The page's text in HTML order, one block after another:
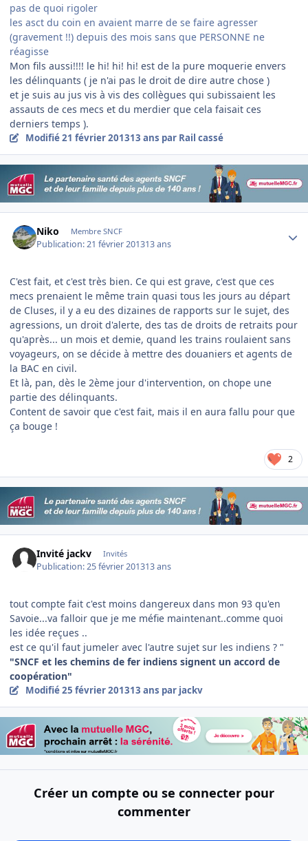
pas de quoi rigoler
les asct du coin en avaient marre de se faire agresser
(gravement !!) depuis des mois sans que PERSONNE ne
réagisse
Mon fils aussi!!!! le hi! hi! hi! est de la pure moquerie envers
les délinquants ( je n'ai pas le droit de dire autre chose )
et je suis au jus vis à vis des collègues qui subissaient les
assauts de ces mecs et du merdier que cela faisait ces
derniers temps ).
Modifié21 février 201313 ans par Rail cassé
Niko Membre SNCF
Publication:21 février 201313 ans
C'est fait, et c'est très bien. Ce qui est grave, c'est que ces
mecs prenaient le même train quasi tous les jours au départ
de Cluses, il y a eu des dizaines de rapports sur le sujet, des
agressions, un droit d'alerte, des tas de droits de retraits pour
qu'après... un mois et demie, quand les trains roulaient sans
voyageurs, on se décide à mettre des douaniers et agents de
la BAC en civil.
Et là, pan, dès le 2ème jour d'intervention, on chope une
partie des délinquants.
Content de savoir que c'est fait, mais il en aura fallu pour que
ça bouge !
2
Invité jackv Invités
Publication:25 février 201313 ans
tout compte fait c'est moins dangereux dans mon 93 qu'en
Savoie...va falloir que je me méfie maintenant..comme quoi
les idée reçues ..
est ce qu'il faut jumeler avec l'autre sujet sur les indiens ? "
"SNCF et les chemins de fer indiens signent un accord de
coopération"
Modifié25 février 201313 ans par jackv
Créer un compte ou se connecter pour
commenter